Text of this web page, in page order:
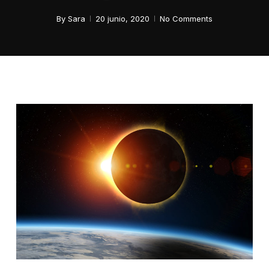
By Sara 20 junio, 2020 No Comments